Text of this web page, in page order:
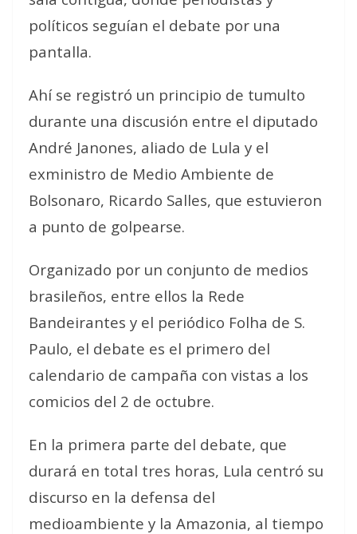
políticos seguían el debate por una
pantalla.
Ahí se registró un principio de tumulto
durante una discusión entre el diputado
André Janones, aliado de Lula y el
exministro de Medio Ambiente de
Bolsonaro, Ricardo Salles, que estuvieron
a punto de golpearse.
Organizado por un conjunto de medios
brasileños, entre ellos la Rede
Bandeirantes y el periódico Folha de S.
Paulo, el debate es el primero del
calendario de campaña con vistas a los
comicios del 2 de octubre.
En la primera parte del debate, que
durará en total tres horas, Lula centró su
discurso en la defensa del
medioambiente y la Amazonia, al tiempo